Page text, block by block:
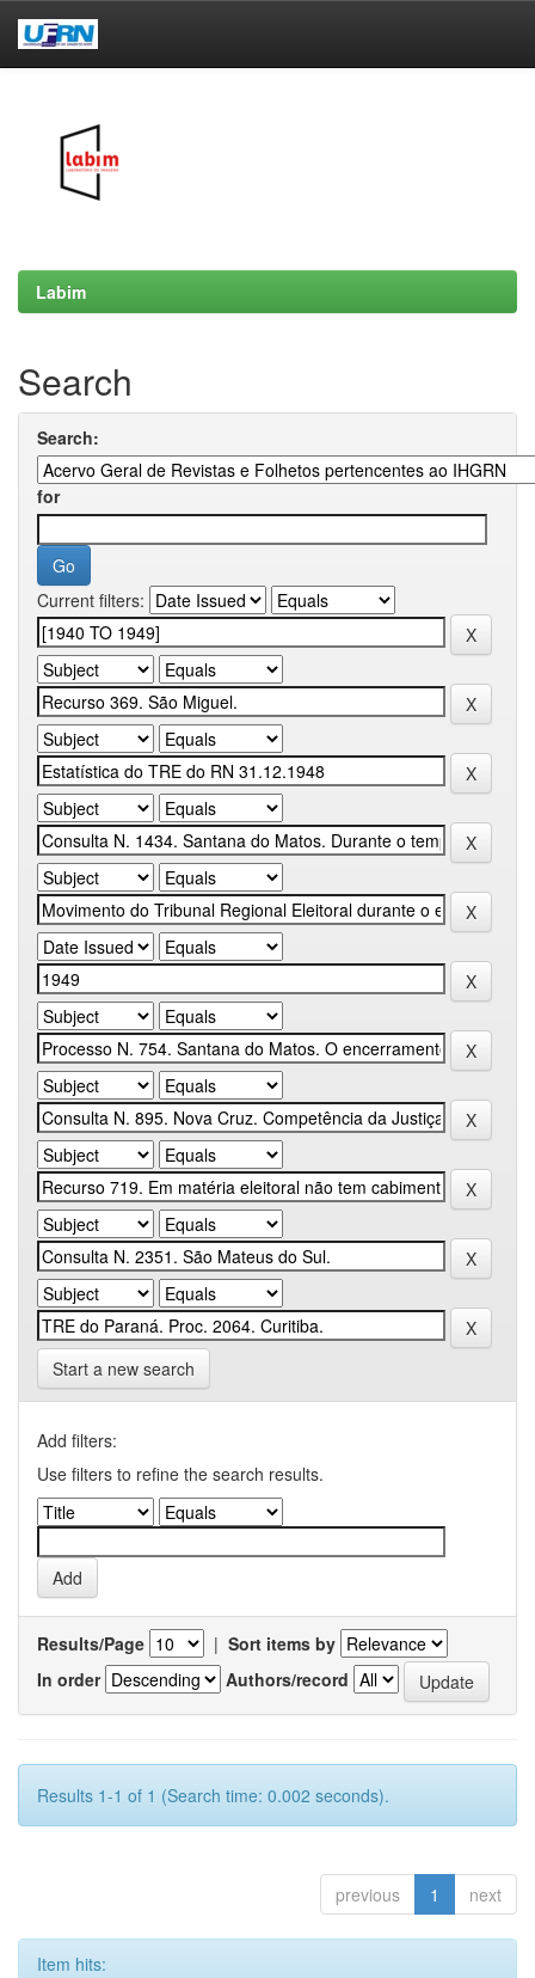
Labim
Search
Search:
for
Current filters:
Start a new search
Add filters:
Use filters to refine the search results.
Results/Page | Sort items by
In order
Authors/record
Results 1-1 of 1 (Search time: 0.002 seconds).
previous 1 next
Item hits: